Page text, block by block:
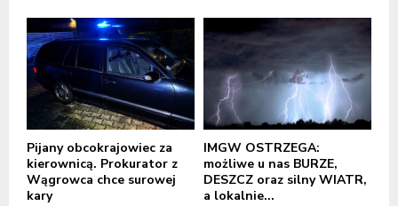
Pijany obcokrajowiec za
kierownicą. Prokurator z
Wągrowca chce surowej
kary
IMGW OSTRZEGA:
możliwe u nas BURZE,
DESZCZ oraz silny WIATR,
a lokalnie...